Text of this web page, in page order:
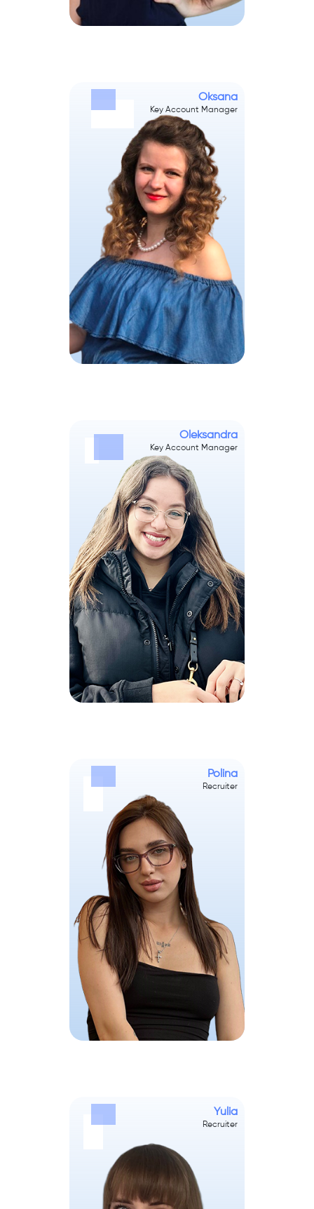
Oksana
Key Account Manager
Oleksandra
Key Account Manager
Polina
Recruiter
Yulia
Recruiter